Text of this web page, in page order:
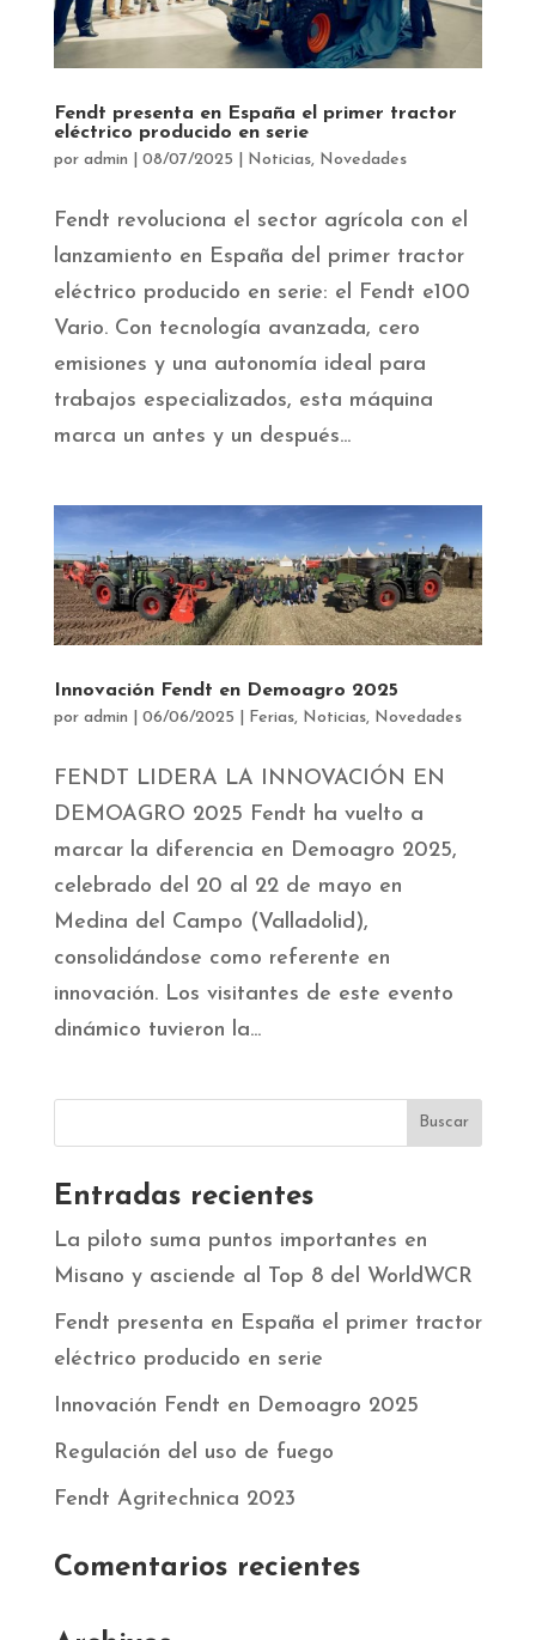
Fendt presenta en España el primer tractor
eléctrico producido en serie
por admin 08/07/2025 Noticias, Novedades
Fendt revoluciona el sector agrícola con el
lanzamiento en España del primer tractor
eléctrico producido en serie: el Fendt e100
Vario. Con tecnología avanzada, cero
emisiones y una autonomía ideal para
trabajos especializados, esta máquina
marca un antes y un después...
Innovación Fendt en Demoagro 2025
por admin 06/06/2025 Ferias, Noticias, Novedades
FENDT LIDERA LA INNOVACIÓN EN
DEMOAGRO 2025 Fendt ha vuelto a
marcar la diferencia en Demoagro 2025,
celebrado del 20 al 22 de mayo en
Medina del Campo (Valladolid),
consolidándose como referente en
innovación. Los visitantes de este evento
dinámico tuvieron la...
Entradas recientes
La piloto suma puntos importantes en
Misano y asciende al Top 8 del WorldWCR
Fendt presenta en España el primer tractor
eléctrico producido en serie
Innovación Fendt en Demoagro 2025
Regulación del uso de fuego
Fendt Agritechnica 2023
Comentarios recientes